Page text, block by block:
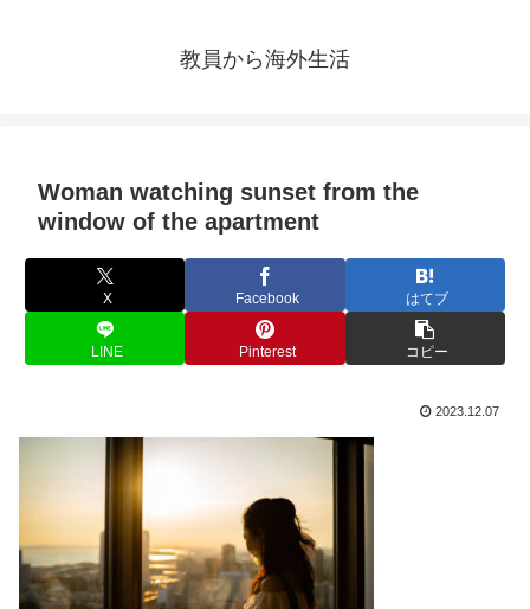
教員から海外生活
Woman watching sunset from the
window of the apartment
X Facebook はてブ
LINE Pinterest コピー
2023.12.07